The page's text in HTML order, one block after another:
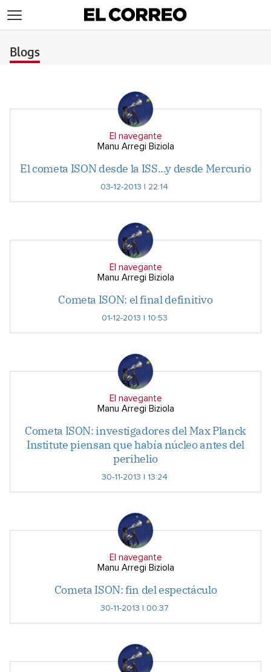
Blogs
El navegante
Manu Arregi Biziola
El cometa ISON desde la ISS...y desde Mercurio
03-12-2013 | 22:14
El navegante
Manu Arregi Biziola
Cometa ISON: el final definitivo
01-12-2013 | 10:53
El navegante
Manu Arregi Biziola
Cometa ISON: investigadores del Max Planck
Institute piensan que había núcleo antes del
perihelio
30-11-2013 | 13:24
El navegante
Manu Arregi Biziola
Cometa ISON: fin del espectáculo
30-11-2013 | 00:37